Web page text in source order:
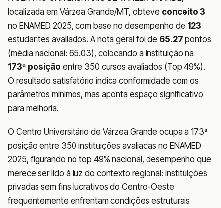
localizada em Várzea Grande/MT, obteve conceito 3
no ENAMED 2025, com base no desempenho de 123
estudantes avaliados. A nota geral foi de 65.27 pontos
(média nacional: 65.03), colocando a instituição na
173ª posição entre 350 cursos avaliados (Top 49%).
O resultado satisfatório indica conformidade com os
parâmetros mínimos, mas aponta espaço significativo
para melhoria.
O Centro Universitário de Várzea Grande ocupa a 173ª
posição entre 350 instituições avaliadas no ENAMED
2025, figurando no top 49% nacional, desempenho que
merece ser lido à luz do contexto regional: instituições
privadas sem fins lucrativos do Centro-Oeste
frequentemente enfrentam condições estruturais